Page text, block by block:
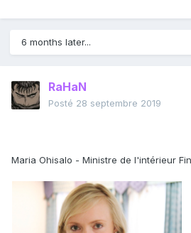
6 months later...
RaHaN
Posté 28 septembre 2019
Maria Ohisalo - Ministre de l'intérieur